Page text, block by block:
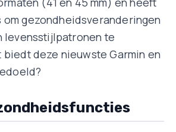
gezondheidsveranderingen
levensstijlpatronen te
biedt deze nieuwste Garmin en